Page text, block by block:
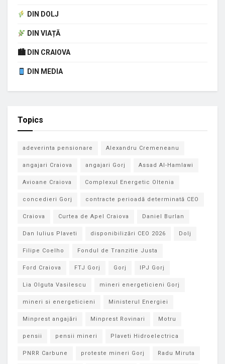
DIN DOLJ
DIN VIAȚĂ
🏙 DIN CRAIOVA
DIN MEDIA
Topics
adeverinta pensionare Alexandru Cremeneanu
angajari Craiova angajari Gorj Assad Al-Hamlawi
Avioane Craiova Complexul Energetic Oltenia
concedieri Gorj contracte perioadă determinată CEO
Craiova Curtea de Apel Craiova Daniel Burlan
Dan Iulius Plaveti disponibilizări CEO 2026 Dolj
Filipe Coelho Fondul de Tranzitie Justa
Ford Craiova FTJ Gorj Gorj IPJ Gorj
Lia Olguta Vasilescu mineri energeticieni Gorj
mineri si energeticieni Ministerul Energiei
Minprest angajări Minprest Rovinari Motru
pensii pensii mineri Plaveti Hidroelectrica
PNRR Carbune proteste mineri Gorj Radu Miruta